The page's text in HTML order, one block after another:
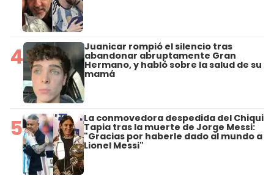
4 Juanicar rompió el silencio tras
abandonar abruptamente Gran
Hermano, y habló sobre la salud de su
mamá
5 La conmovedora despedida del Chiqui
Tapia tras la muerte de Jorge Messi:
"Gracias por haberle dado al mundo a
Lionel Messi"